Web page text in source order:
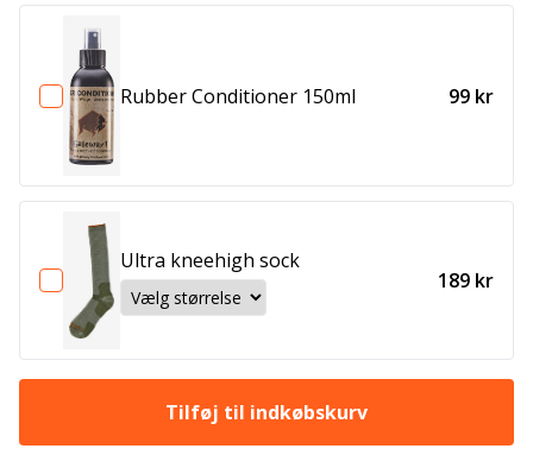
Rubber Conditioner 150ml 99 kr
Ultra kneehigh sock
189 kr
Tilføj til indkøbskurv